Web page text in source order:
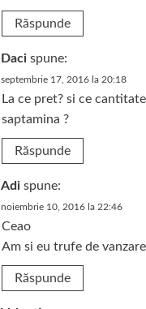
Răspunde
Daci spune:
septembrie 17, 2016 la 20:18
La ce pret? si ce
saptamina ?
Răspunde
Adi spune:
noiembrie 10, 2016 la 22:46
Ceao
Am si eu trufe de
Răspunde